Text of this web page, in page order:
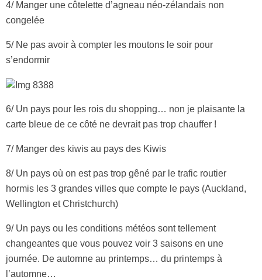
4/ Manger une côtelette d’agneau néo-zélandais non
congelée
5/ Ne pas avoir à compter les moutons le soir pour
s’endormir
6/ Un pays pour les rois du shopping… non je plaisante la
carte bleue de ce côté ne devrait pas trop chauffer !
7/ Manger des kiwis au pays des Kiwis
8/ Un pays où on est pas trop gêné par le trafic routier
hormis les 3 grandes villes que compte le pays (Auckland,
Wellington et Christchurch)
9/ Un pays ou les conditions météos sont tellement
changeantes que vous pouvez voir 3 saisons en une
journée. De automne au printemps… du printemps à
l’automne…